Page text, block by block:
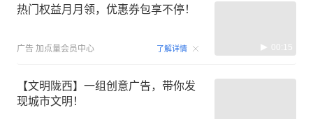
热门权益月月领，优惠券包享不停！
广告 加点量会员中心 了解详情 00:15
【文明陇西】一组创意广告，带你发
现城市文明！